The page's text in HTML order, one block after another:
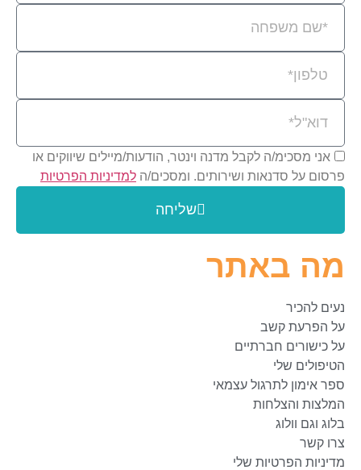
אני מסכימ/ה לקבל מדנה וינטר, הודעות/מיילים שיווקים או
פרסום על סדנאות ושירותים. ומסכים/ה למדיניות הפרטיות
שליחה
מה באתר
נעים להכיר
על הפרעת קשב
על כישורים חברתיים
הטיפולים שלי
ספר אימון לתרגול עצמאי
המלצות והצלחות
בלוג וגם וולוג
צרו קשר
מדיניות הפרטיות שלי